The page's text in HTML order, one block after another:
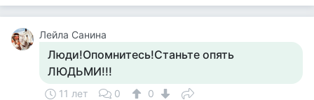
Лейла Санина
Люди!Опомнитесь!Станьте опять
ЛЮДЬМИ!!!
11 лет 0 0